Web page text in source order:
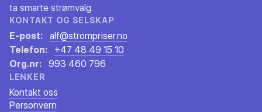
ta smarte strømvalg.
KONTAKT OG SELSKAP
E-post: alf@strompriser.no
Telefon:
+47 48 49 15 10
Org.nr: 993 460 796
LENKER
Kontakt oss
Personvern